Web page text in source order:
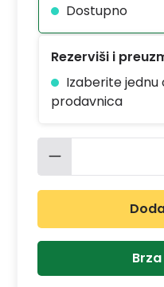
Dostupno
Rezerviši i
Izaberite jednu
prodavnica
Količina